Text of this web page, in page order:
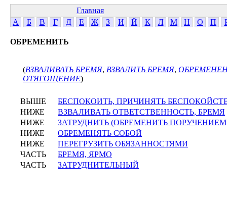
Главная
А
Б В Г Д Е Ж З И Й К Л М Н О П
ОБРЕМЕНИТЬ
(ВЗВАЛИВАТЬ БРЕМЯ, ВЗВАЛИТЬ БРЕМЯ,
ОТЯГОЩЕНИЕ)
ВЫШЕ
БЕСПОКОИТЬ, ПРИЧИНЯТЬ
НИЖЕ
ВЗВАЛИВАТЬ ОТВЕТСТВЕННОСТЬ, БРЕМЯ
НИЖЕ
ЗАТРУДНИТЬ (ОБРЕМЕНИТЬ
НИЖЕ
ОБРЕМЕНЯТЬ СОБОЙ
НИЖЕ
ПЕРЕГРУЗИТЬ ОБЯЗАННОСТЯМИ
ЧАСТЬ
БРЕМЯ, ЯРМО
ЧАСТЬ
ЗАТРУДНИТЕЛЬНЫЙ